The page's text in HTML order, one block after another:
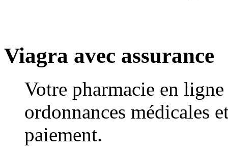
Viagra avec assurance
Votre pharmacie en
ordonnances médicales
paiement.